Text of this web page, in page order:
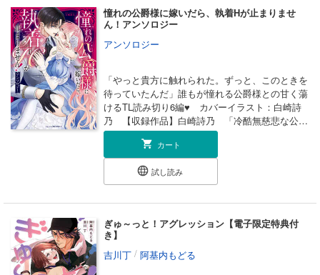
憧れの公爵様に嫁いだら、執着Hが止まりませ
ん！アンソロジー
アンソロジー
「やっと貴方に触れられた。ずっと、このときを
待っていたんだ」誰もが憧れる公爵様との甘く蕩
けるTL読み切り6編♥ カバーイラスト：白崎詩
乃 【収録作品】白崎詩乃 「冷酷無慈悲な公爵
様は、愛しの友人を淫らに愛し尽くしたい」 婚
約破談が続き結婚を諦めかけていたリリアを娶っ
たのは、学生時代の友人であり、“冷酷無慈悲”と
恐れられるヴァルタだった。誰にも選ばれなかっ
た自分を哀れみ、妻として迎え入れてくれたのだ
と思っていたリリアだが、結婚初夜を境にヴァル
なったんだ。抑えることなどできるものか」 小
原ゆり 「公爵様の溺愛が強火すぎて抗えませ
ん！～恋する花嫁の甘い企み～」 美貌の公爵・
カート
試し読み
ぎゅ～っと！アグレッション【電子限定特典付
き】
吉川丁 / 阿基内もどる